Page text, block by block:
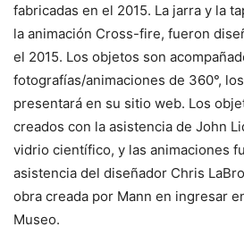
fabricadas en el 2015. La jarra y la
la animación Cross-fire, fueron
el 2015. Los objetos son
fotografías/animaciones de 360°,
presentará en su sitio web. Los
creados con la asistencia de John
vidrio científico, y las animaciones
asistencia del diseñador Chris
obra creada por Mann en ingresar
Museo.